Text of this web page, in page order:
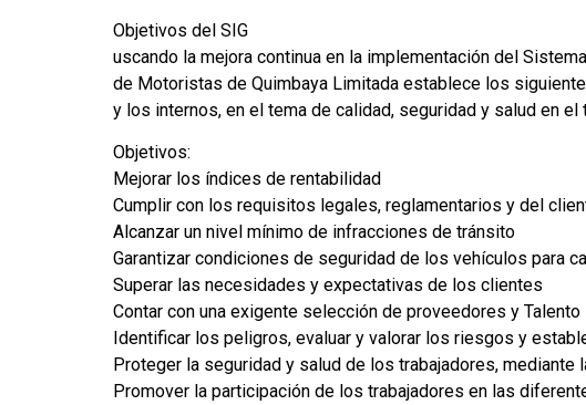
Objetivos del SIG
uscando la mejora continua en la implementación del
de Motoristas de Quimbaya Limitada establece los
y los internos, en el tema de calidad, seguridad y salud en
Objetivos:
Mejorar los índices de rentabilidad
Cumplir con los requisitos legales, reglamentarios y del
Alcanzar un nivel mínimo de infracciones de tránsito
Garantizar condiciones de seguridad de los vehículos para
Superar las necesidades y expectativas de los clientes
Contar con una exigente selección de proveedores y
Identificar los peligros, evaluar y valorar los riesgos y
Proteger la seguridad y salud de los trabajadores,
Promover la participación de los trabajadores en las